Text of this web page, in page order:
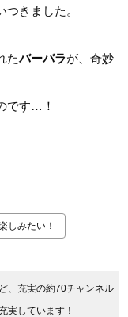
きました。
たバーバラが、奇妙
です…！
しみたい！
、充実の約70チャンネル
実しています ！